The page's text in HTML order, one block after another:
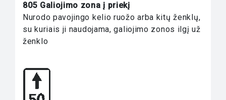
805 Galiojimo zona į priekį
Nurodo pavojingo kelio ruožo arba kitų ženklų,
su kuriais ji naudojama, galiojimo zonos ilgį už
ženklo